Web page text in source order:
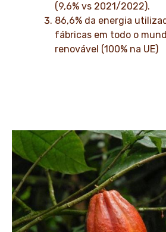
(9,6% vs 2021/2022).
86,6% da energia
fábricas em todo o
renovável (100% na UE)